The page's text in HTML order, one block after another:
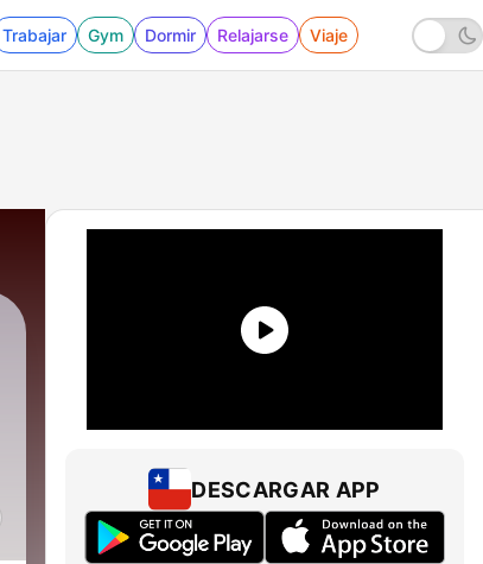
Trabajar Gym Dormir Relajarse Viaje
DESCARGAR APP